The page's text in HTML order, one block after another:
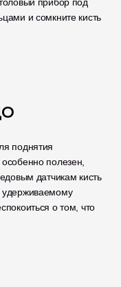
и сомкните кисть
поднятия
полезен,
датчикам кисть
удерживаемому
о том, что